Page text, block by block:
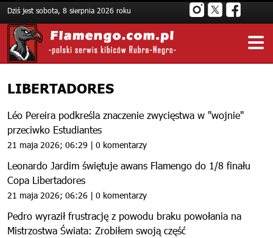
Dziś jest sobota, 8 sierpnia 2026 roku
LIBERTADORES
Léo Pereira podkreśla znaczenie zwycięstwa w "wojnie"
przeciwko Estudiantes
21 maja 2026; 06:29 | 0 komentarzy
Leonardo Jardim świętuje awans Flamengo do 1/8 finału
Copa Libertadores
21 maja 2026; 06:26 | 0 komentarzy
Pedro wyraził frustrację z powodu braku powołania na
Mistrzostwa Świata: Zrobiłem swoją część